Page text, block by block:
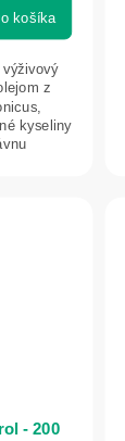
košíka
z
kyseliny
- 200